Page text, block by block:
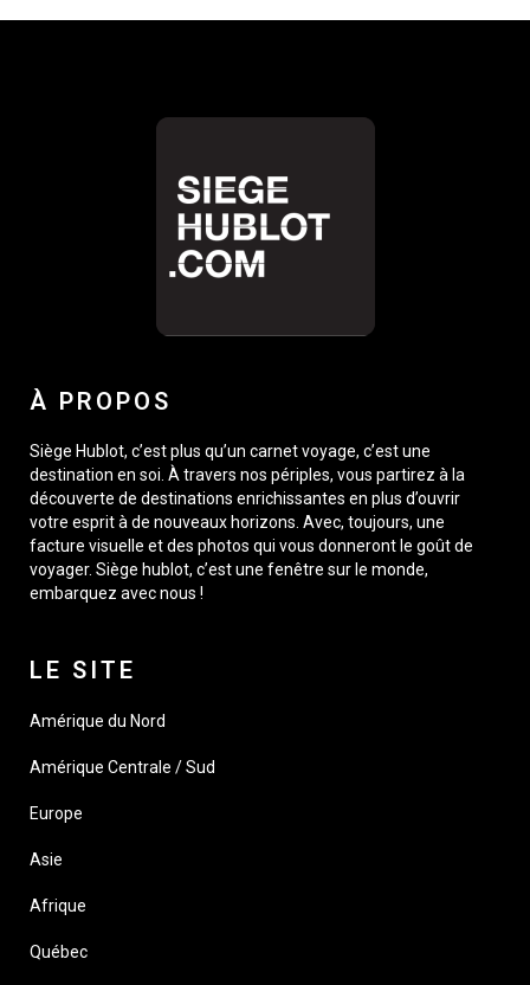
À PROPOS
Siège Hublot, c’est plus qu’un carnet voyage, c’est une
destination en soi. À travers nos périples, vous partirez à la
découverte de destinations enrichissantes en plus d’ouvrir
votre esprit à de nouveaux horizons. Avec, toujours, une
facture visuelle et des photos qui vous donneront le goût de
voyager. Siège hublot, c’est une fenêtre sur le monde,
embarquez avec nous !
LE SITE
Amérique du Nord
Amérique Centrale / Sud
Europe
Asie
Afrique
Québec